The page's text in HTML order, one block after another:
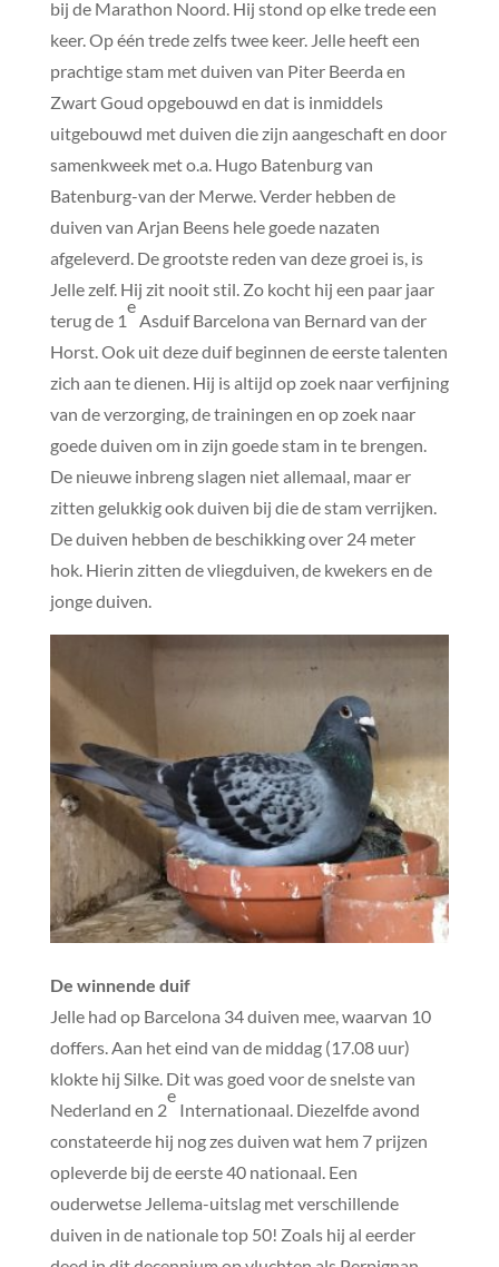
bij de Marathon Noord. Hij stond op elke trede een
keer. Op één trede zelfs twee keer. Jelle heeft een
prachtige stam met duiven van Piter Beerda en
Zwart Goud opgebouwd en dat is inmiddels
uitgebouwd met duiven die zijn aangeschaft en door
samenkweek met o.a. Hugo Batenburg van
Batenburg-van der Merwe. Verder hebben de
duiven van Arjan Beens hele goede nazaten
afgeleverd. De grootste reden van deze groei is, is
Jelle zelf. Hij zit nooit stil. Zo kocht hij een paar jaar
terug de 1
e
Asduif Barcelona van Bernard van der
Horst. Ook uit deze duif beginnen de eerste talenten
zich aan te dienen. Hij is altijd op zoek naar verfijning
van de verzorging, de trainingen en op zoek naar
goede duiven om in zijn goede stam in te brengen.
De nieuwe inbreng slagen niet allemaal, maar er
zitten gelukkig ook duiven bij die de stam verrijken.
De duiven hebben de beschikking over 24 meter
hok. Hierin zitten de vliegduiven, de kwekers en de
jonge duiven.
De winnende duif
Jelle had op Barcelona 34 duiven mee, waarvan 10
doffers. Aan het eind van de middag (17.08 uur)
klokte hij Silke. Dit was goed voor de snelste van
Nederland en 2
e
Internationaal. Diezelfde avond
constateerde hij nog zes duiven wat hem 7 prijzen
opleverde bij de eerste 40 nationaal. Een
ouderwetse Jellema-uitslag met verschillende
duiven in de nationale top 50! Zoals hij al eerder